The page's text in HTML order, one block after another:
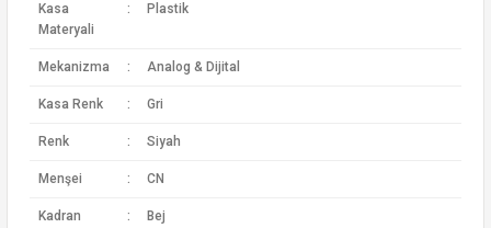
Kasa
Materyali
: Plastik
Mekanizma : Analog & Dijital
Kasa Renk : Gri
Renk : Siyah
Menşei : CN
Kadran
: Bej